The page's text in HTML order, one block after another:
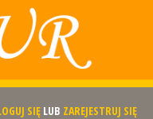
SIĘ LUB ZAREJESTRUJ SIĘ